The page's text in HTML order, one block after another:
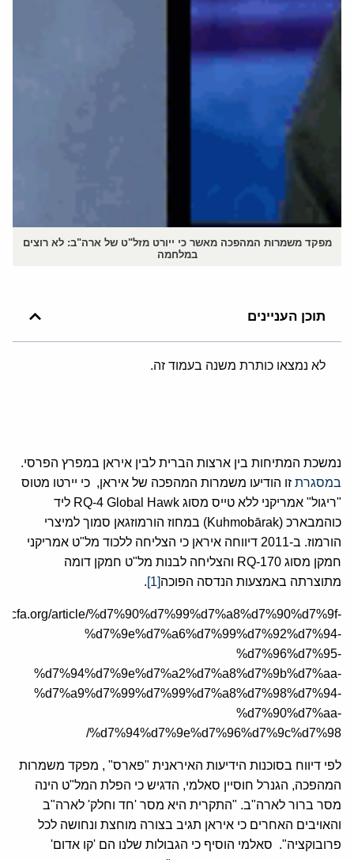
מפקד משמרות המהפכה מאשר כי ייורט מזל"ט של ארה"ב: לא רוצים
במלחמה
תוכן העניינים
לא נמצאו כותרת משנה בעמוד זה.
נמשכת המתיחות בין ארצות הברית לבין איראן במפרץ הפרסי.
במסגרת זו הודיעו משמרות המהפכה של איראן, כי יירטו מטוס
"ריגול" אמריקני ללא טייס מסוג RQ-4 Global Hawk ליד
כוהמבארכ (Kuhmobārak) במחוז הורמוזגאן סמוך למיצרי
הורמוז. ב-2011 דיווחה איראן כי הצליחה ללכוד מל"ט אמריקני
חמקן מסוג RQ-170 והצליחה לבנות מל"ט חמקן דומה
מתוצרתה באמצעות הנדסה הפוכה[1]
.
article/%d7%90%d7%99%d7%a8%d7%90%d7%9f-
%d7%9e%d7%a6%d7%99%d7%92%d7%94-
%d7%96%d7%95-
%d7%94%d7%9e%d7%a2%d7%a8%d7%9b%d7%aa-
%d7%a9%d7%99%d7%99%d7%a8%d7%98%d7%94-
%d7%90%d7%aa-
%d7%94%d7%9e%d7%96%d7%9c%d7%98/
לפי דיווח בסוכנות הידיעות האיראנית "פארס" , מפקד משמרות
המהפכה, הגנרל חוסיין סאלמי, הדגיש כי הפלת המל"ט הינה
מסר ברור לארה"ב. "התקרית היא מסר 'חד וחלק' לארה"ב
והאויבים האחרים כי איראן תגיב בצורה מוחצת ונחושה לכל
פרובוקציה". סאלמי הוסיף כי הגבולות שלנו הם 'קו אדום'